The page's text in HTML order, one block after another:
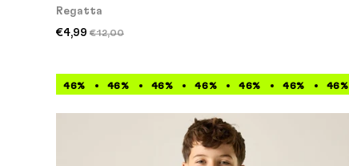
Regatta
€4,99 €12,00
46% 46% 46% 46% 46% 46% 46%